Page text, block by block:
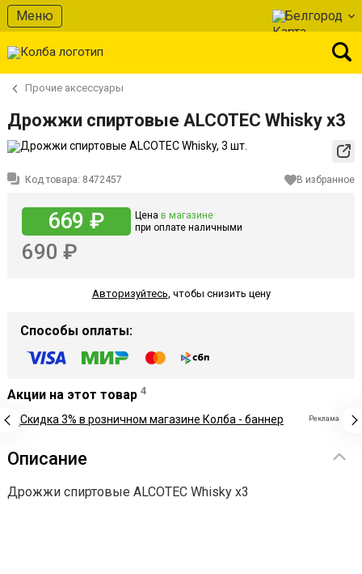
Меню Белгород
Прочие аксессуары
Дрожжи спиртовые ALCOTEC Whisky х3
Код товара: 8472457 В избранное
669 ₽ Цена в магазине
при оплате наличными
690 ₽
Авторизуйтесь, чтобы снизить цену
Способы оплаты:
Акции на этот товар 4
Реклама
Описание
Дрожжи спиртовые ALCOTEC Whisky х3